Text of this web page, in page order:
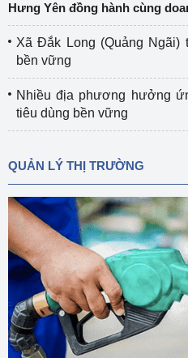
Hưng Yên đồng hành cùng
Xã Đắk Long (Quảng Ngãi)
bền vững
Nhiều địa phương hưởng
tiêu dùng bền vững
QUẢN LÝ THỊ TRƯỜNG